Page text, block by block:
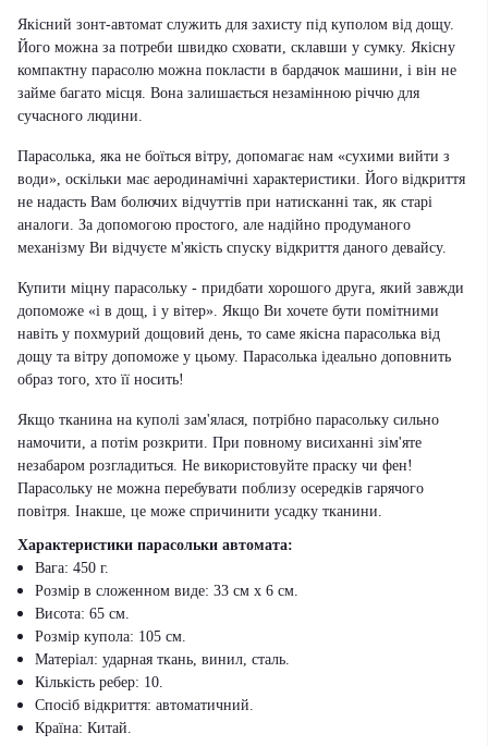
Якісний зонт-автомат служить для захисту під куполом від дощу.
Його можна за потреби швидко сховати, склавши у сумку. Якісну
компактну парасолю можна покласти в бардачок машини, і він не
займе багато місця. Вона залишається незамінною річчю для
сучасного людини.
Парасолька, яка не боїться вітру, допомагає нам «сухими вийти з
води», оскільки має аеродинамічні характеристики. Його відкриття
не надасть Вам болючих відчуттів при натисканні так, як старі
аналоги. За допомогою простого, але надійно продуманого
механізму Ви відчуєте м'якість спуску відкриття даного девайсу.
Купити міцну парасольку - придбати хорошого друга, який завжди
допоможе «і в дощ, і у вітер». Якщо Ви хочете бути помітними
навіть у похмурий дощовий день, то саме якісна парасолька від
дощу та вітру допоможе у цьому. Парасолька ідеально доповнить
образ того, хто її носить!
Якщо тканина на куполі зам'ялася, потрібно парасольку сильно
намочити, а потім розкрити. При повному висиханні зім'яте
незабаром розгладиться. Не використовуйте праску чи фен!
Парасольку не можна перебувати поблизу осередків гарячого
повітря. Інакше, це може спричинити усадку тканини.
Характеристики парасольки автомата:
Вага: 450 г.
Розмір в сложенном виде: 33 см х 6 см.
Висота: 65 см.
Розмір купола: 105 см.
Матеріал: ударная ткань, винил, сталь.
Кількість ребер: 10.
Спосіб відкриття: автоматичний.
Країна: Китай.